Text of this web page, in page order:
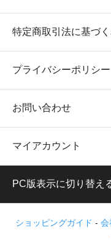
特定商取引法に基づ
プライバシーポリシー
お問い合わせ
マイアカウント
PC版表示に切り替え
ショッピングガイド - 会